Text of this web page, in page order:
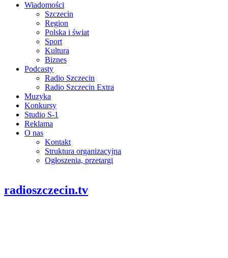
Wiadomości
Szczecin
Region
Polska i świat
Sport
Kultura
Biznes
Podcasty
Radio Szczecin
Radio Szczecin Extra
Muzyka
Konkursy
Studio S-1
Reklama
O nas
Kontakt
Struktura organizacyjna
Ogłoszenia, przetargi
radioszczecin.tv